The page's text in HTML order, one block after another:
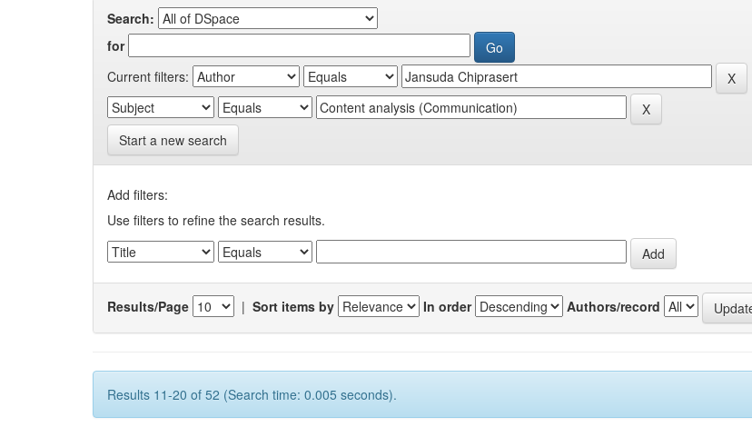
Search:
for
Current filters:
Start a new search
Add filters:
Use filters to refine the search results.
Results/Page | Sort items by In order Authors/record
Results 11-20 of 52 (Search time: 0.005 seconds).